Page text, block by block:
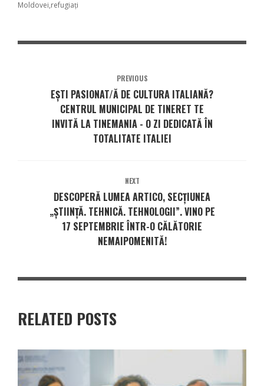
Moldovei refugiați
PREVIOUS
EȘTI PASIONAT/Ă DE CULTURA ITALIANĂ?
CENTRUL MUNICIPAL DE TINERET TE
INVITĂ LA TINEMANIA - O ZI DEDICATĂ ÎN
TOTALITATE ITALIEI
NEXT
DESCOPERĂ LUMEA ARTICO, SECȚIUNEA
„ȘTIINȚĂ. TEHNICĂ. TEHNOLOGII”. VINO PE
17 SEPTEMBRIE ÎNTR-O CĂLĂTORIE
NEMAIPOMENITĂ!
RELATED POSTS